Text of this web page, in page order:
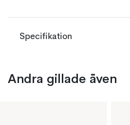
Specifikation
Andra gillade även